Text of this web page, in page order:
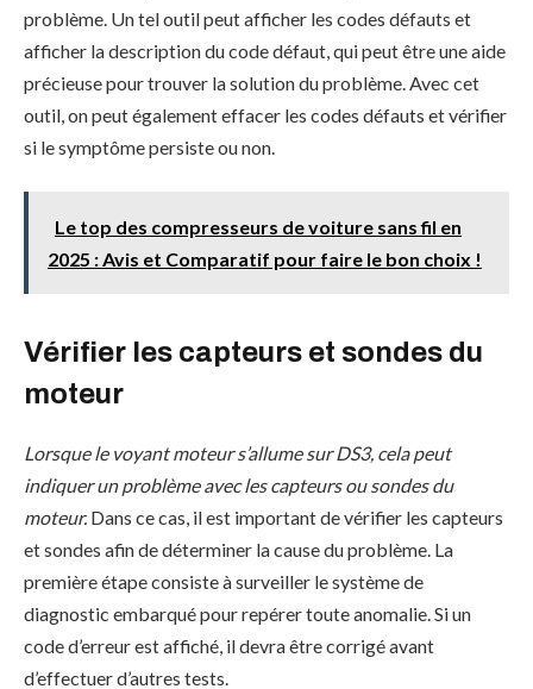
problème. Un tel outil peut afficher les codes défauts et
afficher la description du code défaut, qui peut être une aide
précieuse pour trouver la solution du problème. Avec cet
outil, on peut également effacer les codes défauts et vérifier
si le symptôme persiste ou non.
Le top des compresseurs de voiture sans fil en
2025 : Avis et Comparatif pour faire le bon choix !
Vérifier les capteurs et sondes du
moteur
Lorsque le voyant moteur s’allume sur DS3, cela peut
indiquer un problème avec les capteurs ou sondes du
moteur. Dans ce cas, il est important de vérifier les capteurs
et sondes afin de déterminer la cause du problème. La
première étape consiste à surveiller le système de
diagnostic embarqué pour repérer toute anomalie. Si un
code d’erreur est affiché, il devra être corrigé avant
d’effectuer d’autres tests.